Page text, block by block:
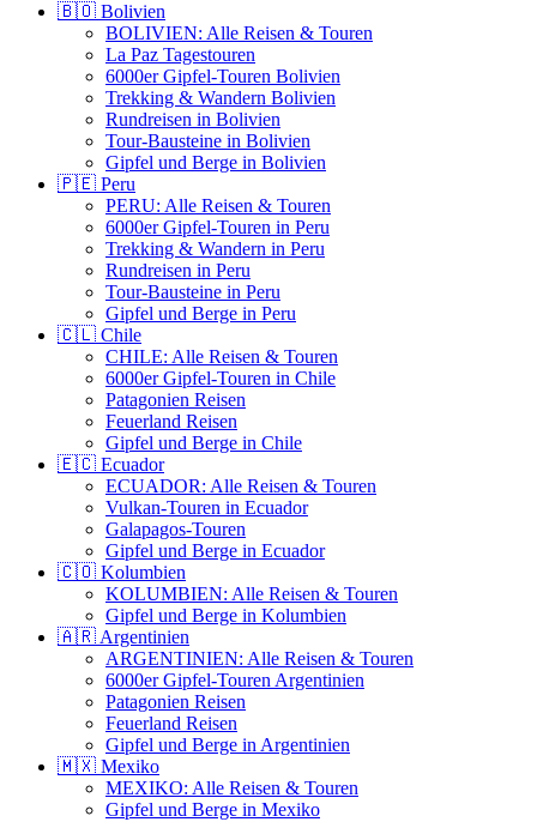
🇧🇴 Bolivien
BOLIVIEN: Alle Reisen & Touren
La Paz Tagestouren
6000er Gipfel-Touren Bolivien
Trekking & Wandern Bolivien
Rundreisen in Bolivien
Tour-Bausteine in Bolivien
Gipfel und Berge in Bolivien
🇵🇪 Peru
PERU: Alle Reisen & Touren
6000er Gipfel-Touren in Peru
Trekking & Wandern in Peru
Rundreisen in Peru
Tour-Bausteine in Peru
Gipfel und Berge in Peru
🇨🇱 Chile
CHILE: Alle Reisen & Touren
6000er Gipfel-Touren in Chile
Patagonien Reisen
Feuerland Reisen
Gipfel und Berge in Chile
🇪🇨 Ecuador
ECUADOR: Alle Reisen & Touren
Vulkan-Touren in Ecuador
Galapagos-Touren
Gipfel und Berge in Ecuador
🇨🇴 Kolumbien
KOLUMBIEN: Alle Reisen & Touren
Gipfel und Berge in Kolumbien
🇦🇷 Argentinien
ARGENTINIEN: Alle Reisen & Touren
6000er Gipfel-Touren Argentinien
Patagonien Reisen
Feuerland Reisen
Gipfel und Berge in Argentinien
🇲🇽 Mexiko
MEXIKO: Alle Reisen & Touren
Gipfel und Berge in Mexiko